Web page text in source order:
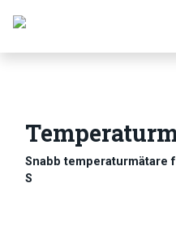
Snabb temperaturmätare
S